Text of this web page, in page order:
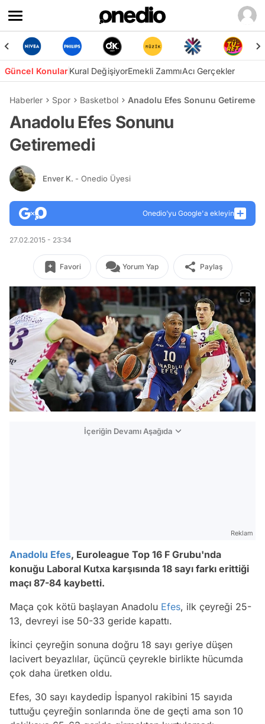
Güncel KonularKural DeğişiyorEmekli ZammıAcı Gerçekler
Haberler Spor Basketbol Anadolu Efes Sonunu Getiremedi
Anadolu Efes Sonunu
Getiremedi
Enver K. - Onedio Üyesi
Onedio’yu Google'a ekleyin
27.02.2015 - 23:34
Favori Yorum Yap Paylaş
İçeriğin Devamı Aşağıda
Reklam
Anadolu Efes, Euroleague Top 16 F Grubu'nda
konuğu Laboral Kutxa karşısında 18 sayı farkı erittiği
maçı 87-84 kaybetti.
Maça çok kötü başlayan Anadolu Efes, ilk çeyreği 25-
13, devreyi ise 50-33 geride kapattı.
İkinci çeyreğin sonuna doğru 18 sayı geriye düşen
lacivert beyazlılar, üçüncü çeyrekle birlikte hücumda
çok daha üretken oldu.
Efes, 30 sayı kaydedip İspanyol rakibini 15 sayıda
tuttuğu çeyreğin sonlarında öne de geçti ama son 10